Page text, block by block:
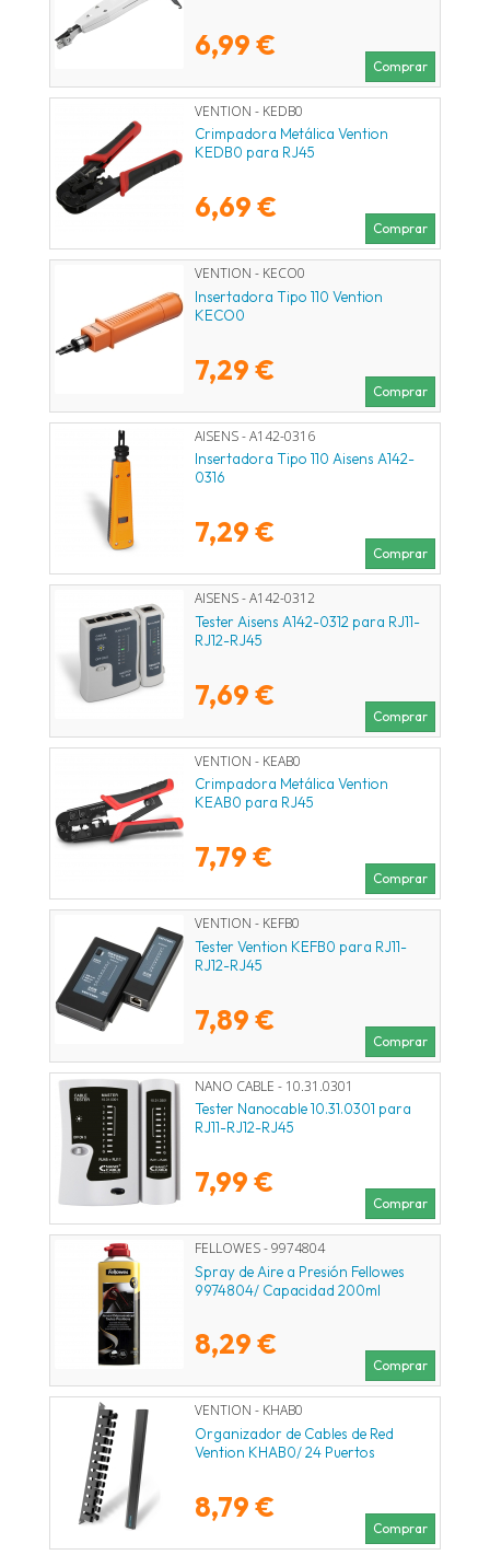
6,99 €
Comprar
VENTION - KEDB0
Crimpadora Metálica Vention
KEDB0 para RJ45
6,69 €
Comprar
VENTION - KECO0
Insertadora Tipo 110 Vention
KECO0
7,29 €
Comprar
AISENS - A142-0316
Insertadora Tipo 110 Aisens A142-
0316
7,29 €
Comprar
AISENS - A142-0312
Tester Aisens A142-0312 para RJ11-
RJ12-RJ45
7,69 €
Comprar
VENTION - KEAB0
Crimpadora Metálica Vention
KEAB0 para RJ45
7,79 €
Comprar
VENTION - KEFB0
Tester Vention KEFB0 para RJ11-
RJ12-RJ45
7,89 €
Comprar
NANO CABLE - 10.31.0301
Tester Nanocable 10.31.0301 para
RJ11-RJ12-RJ45
7,99 €
Comprar
FELLOWES - 9974804
Spray de Aire a Presión Fellowes
9974804/ Capacidad 200ml
8,29 €
Comprar
VENTION - KHAB0
Organizador de Cables de Red
Vention KHAB0/ 24 Puertos
8,79 €
Comprar